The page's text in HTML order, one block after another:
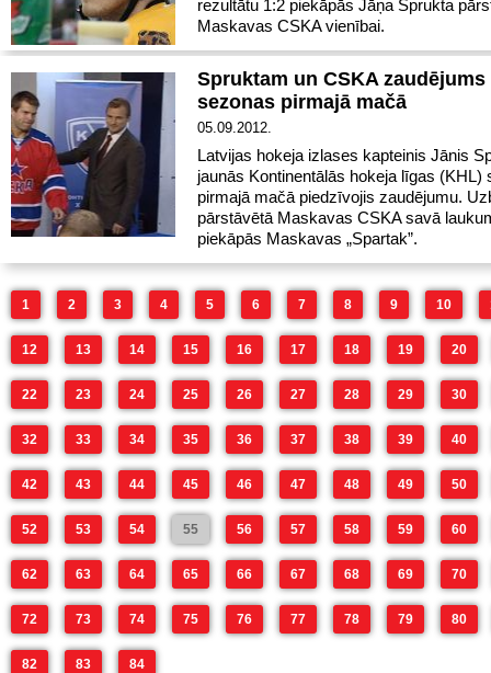
rezultātu 1:2 piekāpās Jāņa Sprukta
Maskavas CSKA vienībai.
Spruktam un CSKA zaudējums
sezonas pirmajā mačā
05.09.2012.
Latvijas hokeja izlases kapteinis Jānis
jaunās Kontinentālās hokeja līgas (KHL)
pirmajā mačā piedzīvojis zaudējumu.
pārstāvētā Maskavas CSKA savā
piekāpās Maskavas „Spartak”.
1 2 3 4 5 6 7 8 9 10
12 13 14 15 16 17 18 19 20
22 23 24 25 26 27 28 29 30
32 33 34 35 36 37 38 39 40
42 43 44 45 46 47 48 49 50
52 53 54 55 56 57 58 59 60
62 63 64 65 66 67 68 69 70
72 73 74 75 76 77 78 79 80
82 83 84